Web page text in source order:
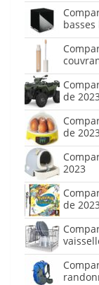
de 2023
de 2023
2023
de 2023